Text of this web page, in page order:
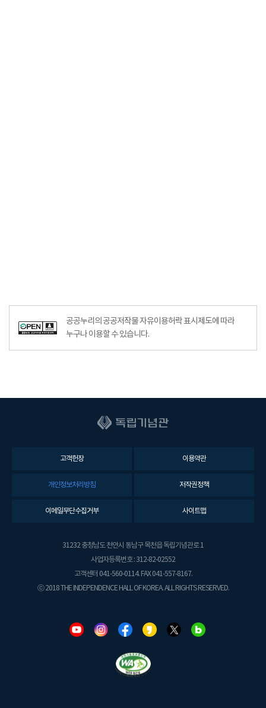
공공누리의 공공저작물 자유이용허락 표시제도에 따라
누구나 이용할 수 있습니다.
고객헌장 이용약관
개인정보처리방침 저작권정책
이메일무단수집거부 사이트맵
31232 충청남도 천안시 동남구 목천읍 독립기념관로 1
사업자등록번호 : 312-82-02552
고객센터 041-560-0114. FAX 041-557-8167.
ⓒ 2018 THE INDEPENDENCE HALL OF KOREA. ALL RIGHTS RESERVED.